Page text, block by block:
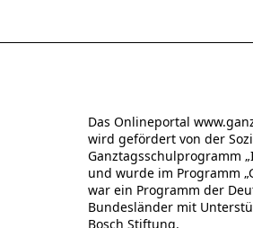
Das Onlineportal
wird gefördert von der
Ganztagsschulprogramm
und wurde im Programm
war ein Programm der
Bundesländer mit
Bosch Stiftung.